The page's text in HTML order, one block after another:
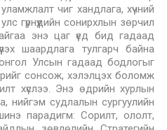
чиг хандлага, хүчний
гүрнүүдийн сонирхлын зөрчил
энэ цаг үед бид гадаад
шаардлага тулгарч байна
Улсын гадаад бодлогыг
сонсож, хэлэлцэх боломж
хүслээ. Энэ өдрийн хурлын
нийгэм судлалын сургуулийн
парадигм: Сорилт, ололт,